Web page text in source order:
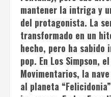
mantener la intriga y
del protagonista. La
transformado en un
hecho, pero ha
pop. En Los Simpson,
Movimentarios, la
al planeta